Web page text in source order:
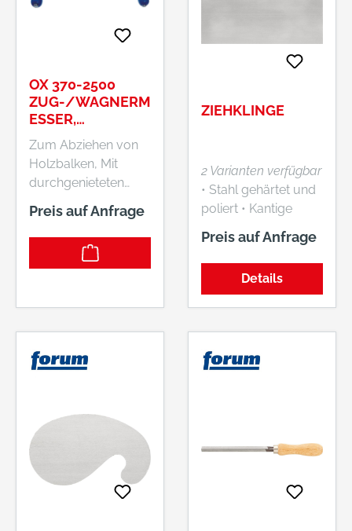
OX 370-2500
ZUG-/WAGNERM
ESSER,
GEBOGEN, 250
MM
Zum Abziehen von
Holzbalken, Mit
durchgenieteten
blauen Heften,
Schneide fein poliert
Preis auf Anfrage
ZIEHKLINGE
2 Varianten verfügbar
• Stahl gehärtet und
poliert • Kantige
Preis auf Anfrage
Details